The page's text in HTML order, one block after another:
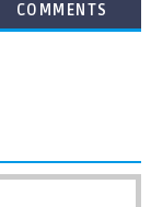
COMMENTS